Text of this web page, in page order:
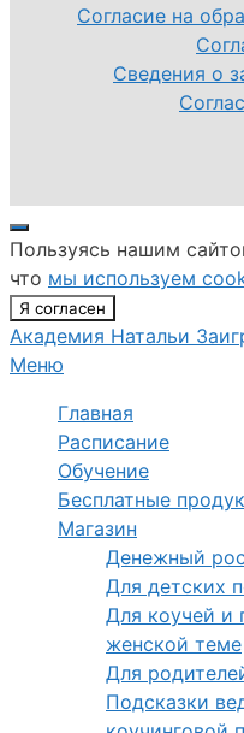
Согласие на
Сведения о
Закрыть
Пользуясь нашим
что мы используем
Я согласен
Академия Натальи
Меню
Главная
Расписание
Обучение
Бесплатные
Магазин
Денежный
Для детских
Для коучей и
женской теме
Для
Подсказки